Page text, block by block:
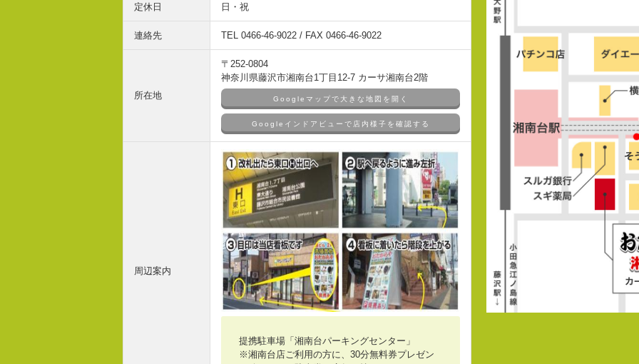
定休日 日・祝
連絡先 TEL 0466-46-9022 / FAX 0466-46-9022
所在地
〒252-0804
神奈川県藤沢市湘南台1丁目12-7 カーサ湘南台2階
Googleマップで大きな地図を開く
Googleインドアビューで店内様子を確認する
周辺案内
提携駐車場「湘南台パーキングセンター」
※湘南台店ご利用の方に、30分無料券プレゼン